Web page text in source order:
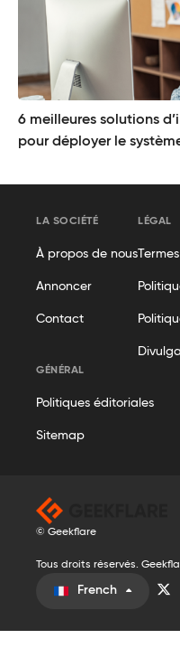
6 meilleures solutions
pour déployer le
LA SOCIÉTÉ
À propos de nous
Annoncer
Contact
LÉGAL
Termes
GÉNÉRAL
Politiques éditoriales
Sitemap
© Geekflare
Tous droits réservés.
French